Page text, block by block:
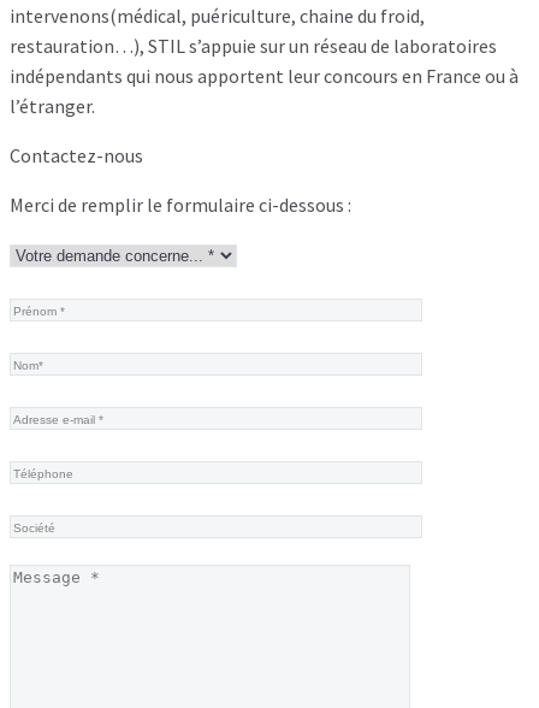
intervenons(médical, puériculture, chaine du froid,
restauration…), STIL s’appuie sur un réseau de laboratoires
indépendants qui nous apportent leur concours en France ou à
l’étranger.
Contactez-nous
Merci de remplir le formulaire ci-dessous :